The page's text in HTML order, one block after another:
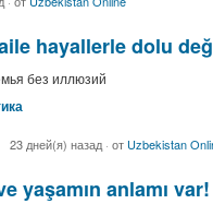
hayallerle dolu
без иллюзий
23 дней(я) назад · от Uzbekistan
yaşamın anlamı var!